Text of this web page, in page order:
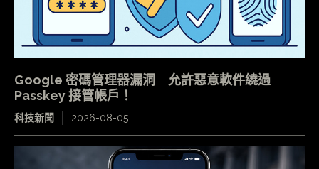
Google 密碼管理器漏洞 允許惡意軟件繞過
Passkey 接管帳戶！
科技新聞 2026-08-05